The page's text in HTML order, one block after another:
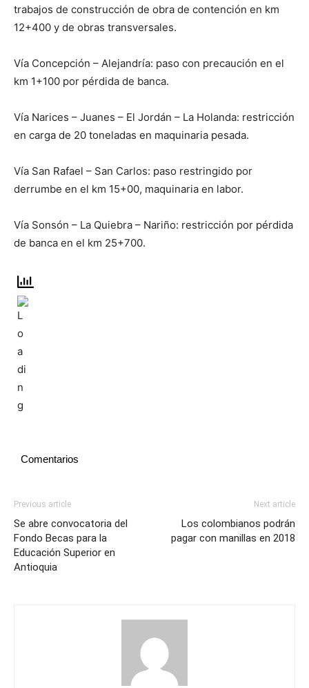
trabajos de construcción de obra de contención en km
12+400 y de obras transversales.
Vía Concepción – Alejandría: paso con precaución en el
km 1+100 por pérdida de banca.
Vía Narices – Juanes – El Jordán – La Holanda: restricción
en carga de 20 toneladas en maquinaria pesada.
Vía San Rafael – San Carlos: paso restringido por
derrumbe en el km 15+00, maquinaria en labor.
Vía Sonsón – La Quiebra – Nariño: restricción por pérdida
de banca en el km 25+700.
Comentarios
Previous article
Se abre convocatoria del
Fondo Becas para la
Educación Superior en
Antioquia
Next article
Los colombianos podrán
pagar con manillas en 2018